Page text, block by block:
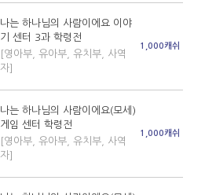
나는 하나님의 사람이에요 이야
기 센터 3과 학령전
[영아부, 유아부, 유치부, 사역
자]
1,000캐쉬
나는 하나님의 사람이에요(모세)
게임 센터 학령전
[영아부, 유아부, 유치부, 사역
자]
1,000캐쉬